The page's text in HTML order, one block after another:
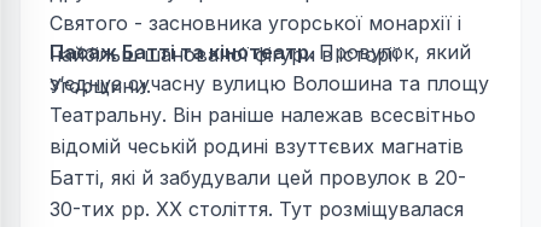
Святого - засновника угорської монархії і
найбільш шанованої фігури в історії
Угорщини.
Пасаж Батті та кінотеатр. Провулок, який
з‘єднує сучасну вулицю Волошина та площу
Театральну. Він раніше належав всесвітньо
відомій чеській родині взуттєвих магнатів
Батті, які й забудували цей провулок в 20-
30-тих рр. XX століття. Тут розміщувалася